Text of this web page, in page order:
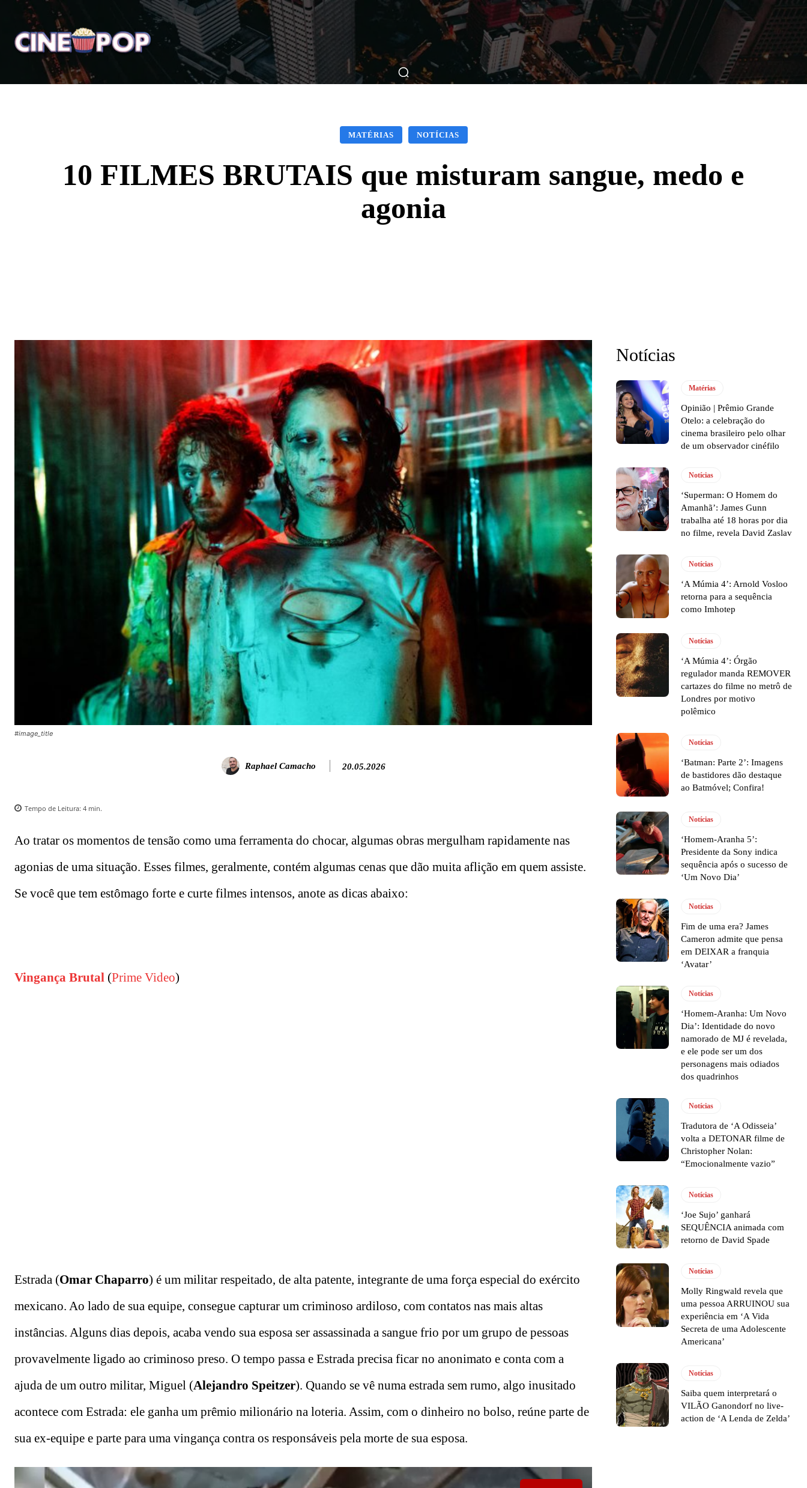
Home Notícias Críticas Breve Nos Cinemas Matérias Nos Cinemas Filmes Séries Música Gênero
MATÉRIAS NOTÍCIAS
10 FILMES BRUTAIS que misturam sangue, medo e
agonia
#image_title
Raphael Camacho 20.05.2026
Tempo de Leitura: 4 min.
Ao tratar os momentos de tensão como uma ferramenta do chocar, algumas obras mergulham rapidamente nas
agonias de uma situação. Esses filmes, geralmente, contém algumas cenas que dão muita aflição em quem assiste.
Se você que tem estômago forte e curte filmes intensos, anote as dicas abaixo:
Vingança Brutal (Prime Video)
Estrada (Omar Chaparro) é um militar respeitado, de alta patente, integrante de uma força especial do exército
mexicano. Ao lado de sua equipe, consegue capturar um criminoso ardiloso, com contatos nas mais altas
instâncias. Alguns dias depois, acaba vendo sua esposa ser assassinada a sangue frio por um grupo de pessoas
provavelmente ligado ao criminoso preso. O tempo passa e Estrada precisa ficar no anonimato e conta com a
ajuda de um outro militar, Miguel (Alejandro Speitzer). Quando se vê numa estrada sem rumo, algo inusitado
acontece com Estrada: ele ganha um prêmio milionário na loteria. Assim, com o dinheiro no bolso, reúne parte de
sua ex-equipe e parte para uma vingança contra os responsáveis pela morte de sua esposa.
Notícias
Matérias
Opinião | Prêmio Grande
Otelo: a celebração do
cinema brasileiro pelo olhar
de um observador cinéfilo
Notícias
‘Superman: O Homem do
Amanhã’: James Gunn
trabalha até 18 horas por dia
no filme, revela David Zaslav
Notícias
‘A Múmia 4’: Arnold Vosloo
retorna para a sequência
como Imhotep
Notícias
‘A Múmia 4’: Órgão
regulador manda REMOVER
cartazes do filme no metrô de
Londres por motivo
polêmico
Notícias
‘Batman: Parte 2’: Imagens
de bastidores dão destaque
ao Batmóvel; Confira!
Notícias
‘Homem-Aranha 5’:
Presidente da Sony indica
sequência após o sucesso de
‘Um Novo Dia’
Notícias
Fim de uma era? James
Cameron admite que pensa
em DEIXAR a franquia
‘Avatar’
Notícias
‘Homem-Aranha: Um Novo
Dia’: Identidade do novo
namorado de MJ é revelada,
e ele pode ser um dos
personagens mais odiados
dos quadrinhos
Notícias
Tradutora de ‘A Odisseia’
volta a DETONAR filme de
Christopher Nolan:
“Emocionalmente vazio”
Notícias
‘Joe Sujo’ ganhará
SEQUÊNCIA animada com
retorno de David Spade
Notícias
Molly Ringwald revela que
uma pessoa ARRUINOU sua
experiência em ‘A Vida
Secreta de uma Adolescente
Americana’
Notícias
Saiba quem interpretará o
VILÃO Ganondorf no live-
action de ‘A Lenda de Zelda’